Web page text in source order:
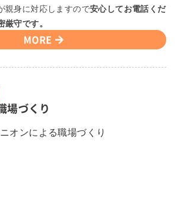
親身に対応しますので安心してお電話くだ
守です。
MORE
場づくり